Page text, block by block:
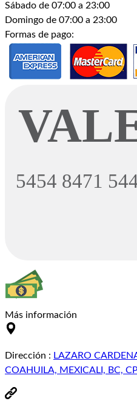
Sábado de 07:00 a 23:00
Domingo de 07:00 a 23:00
Formas de pago:
Más información
Dirección : LAZARO
COAHUILA, MEXICALI, BC,